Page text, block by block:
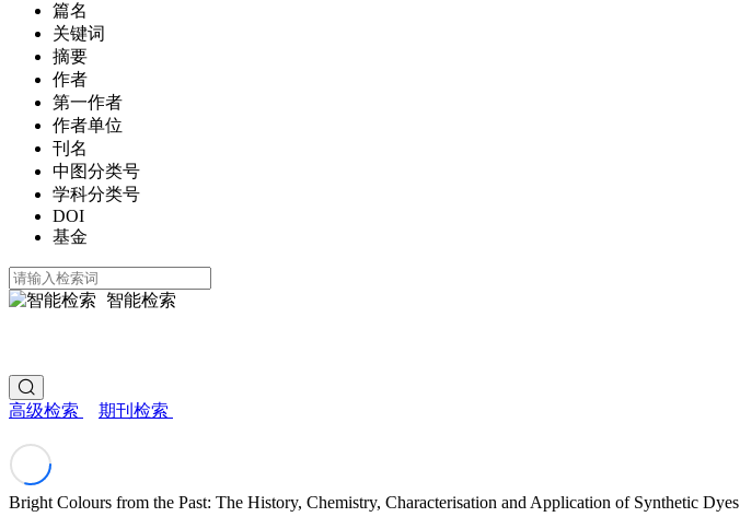
篇名
关键词
摘要
作者
第一作者
作者单位
刊名
中图分类号
学科分类号
DOI
基金
智能检索
高级检索 期刊检索
Bright Colours from the Past: The History, Chemistry, Characterisation and Application of Synthetic Dyes